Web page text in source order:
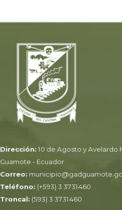
Dirección: 10 de Agosto y Avelardo
Guamote - Ecuador
Correo:
Teléfono: (+593) 3 3731460
Troncal: (593) 3 3731460